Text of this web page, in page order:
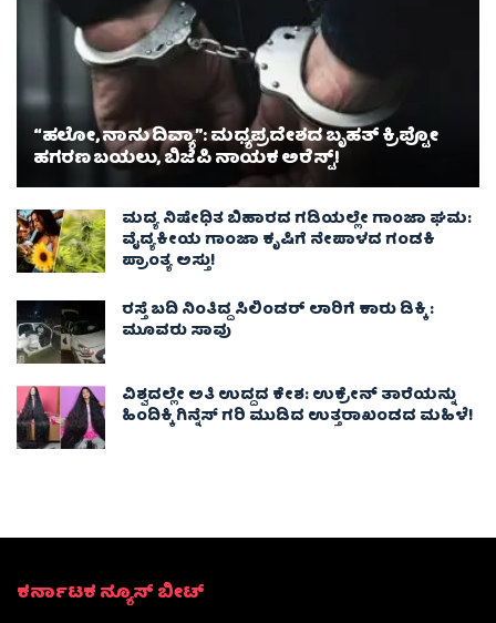
“ಹಲೋ, ನಾನು ದಿವ್ಯಾ”: ಮಧ್ಯಪ್ರದೇಶದ ಬೃಹತ್ ಕ್ರಿಪ್ಟೋ
ಹಗರಣ ಬಯಲು, ಬಿಜೆಪಿ ನಾಯಕ ಅರೆಸ್ಟ್!
ಮದ್ಯ ನಿಷೇಧಿತ ಬಿಹಾರದ ಗಡಿಯಲ್ಲೇ ಗಾಂಜಾ ಘಮ:
ವೈದ್ಯಕೀಯ ಗಾಂಜಾ ಕೃಷಿಗೆ ನೇಪಾಳದ ಗಂಡಕಿ
ಪ್ರಾಂತ್ಯ ಅಸ್ತು!
ರಸ್ತೆ ಬದಿ ನಿಂತಿದ್ದ ಸಿಲಿಂಡರ್ ಲಾರಿಗೆ ಕಾರು ಡಿಕ್ಕಿ :
ಮೂವರು ಸಾವು
ವಿಶ್ವದಲ್ಲೇ ಅತಿ ಉದ್ದದ ಕೇಶ: ಉಕ್ರೇನ್ ತಾರೆಯನ್ನು
ಹಿಂದಿಕ್ಕಿ ಗಿನ್ನೆಸ್ ಗರಿ ಮುಡಿದ ಉತ್ತರಾಖಂಡದ ಮಹಿಳೆ!
ಕರ್ನಾಟಕ ನ್ಯೂಸ್ ಬೀಟ್